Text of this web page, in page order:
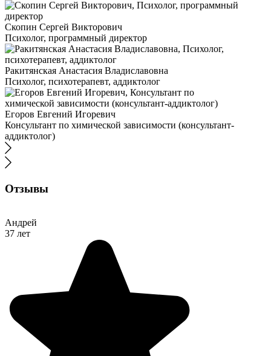
Скопин Сергей Викторович
Психолог, программный директор
Ракитянская Анастасия Владиславовна
Психолог, психотерапевт, аддиктолог
Егоров Евгений Игоревич
Консультант по химической зависимости (консультант-
аддиктолог)
Отзывы
Андрей
37 лет